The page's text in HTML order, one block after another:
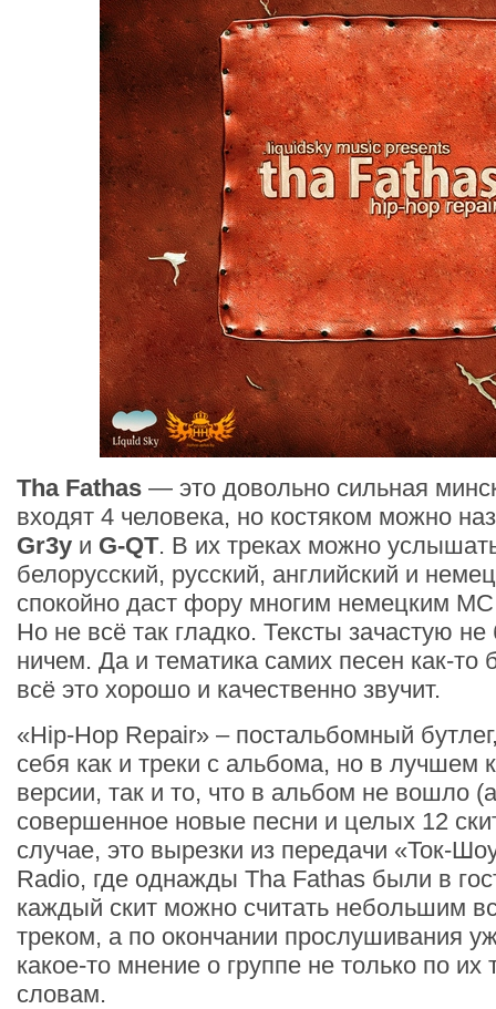
Tha Fathas — это довольно сильная
входят 4 человека, но костяком можно
Gr3y и G-QT. В их треках можно
белорусский, русский, английский и
спокойно даст фору многим немецким
Но не всё так гладко. Тексты зачастую
ничем. Да и тематика самих песен как-то
всё это хорошо и качественно звучит.
«Hip-Hop Repair» – постальбомный
себя как и треки с альбома, но в лучшем
версии, так и то, что в альбом не вошло
совершенное новые песни и целых 12
случае, это вырезки из передачи «Ток-
Radio, где однажды Tha Fathas были в
каждый скит можно считать небольшим
треком, а по окончании прослушивания
какое-то мнение о группе не только по их
словам.